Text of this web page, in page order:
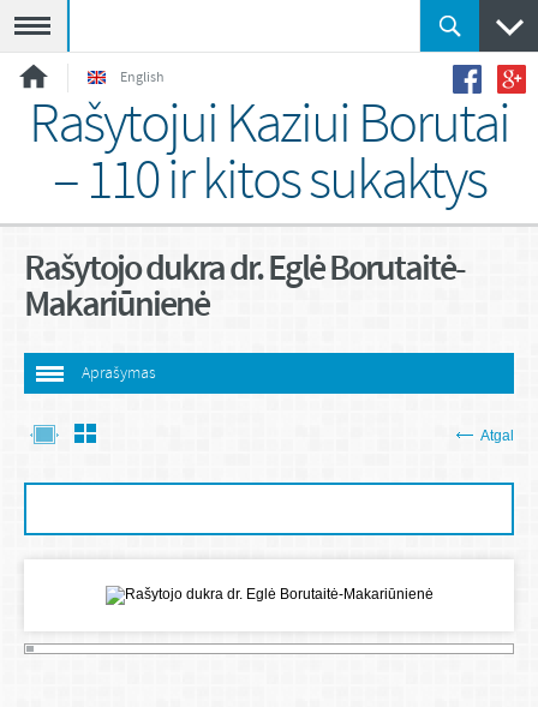
English
Rašytojui Kaziui Borutai
– 110 ir kitos sukaktys
Rašytojo dukra dr. Eglė Borutaitė-
Makariūnienė
Aprašymas
Atgal